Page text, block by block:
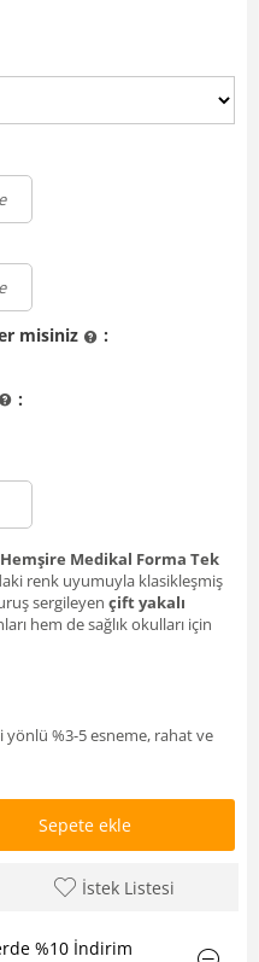
misiniz :
:
Medikal Forma Tek
renk uyumuyla klasikleşmiş
sergileyen çift yakalı
hem de sağlık okulları için
yönlü %3-5 esneme, rahat ve
Sepete ekle
İstek Listesi
%10 İndirim